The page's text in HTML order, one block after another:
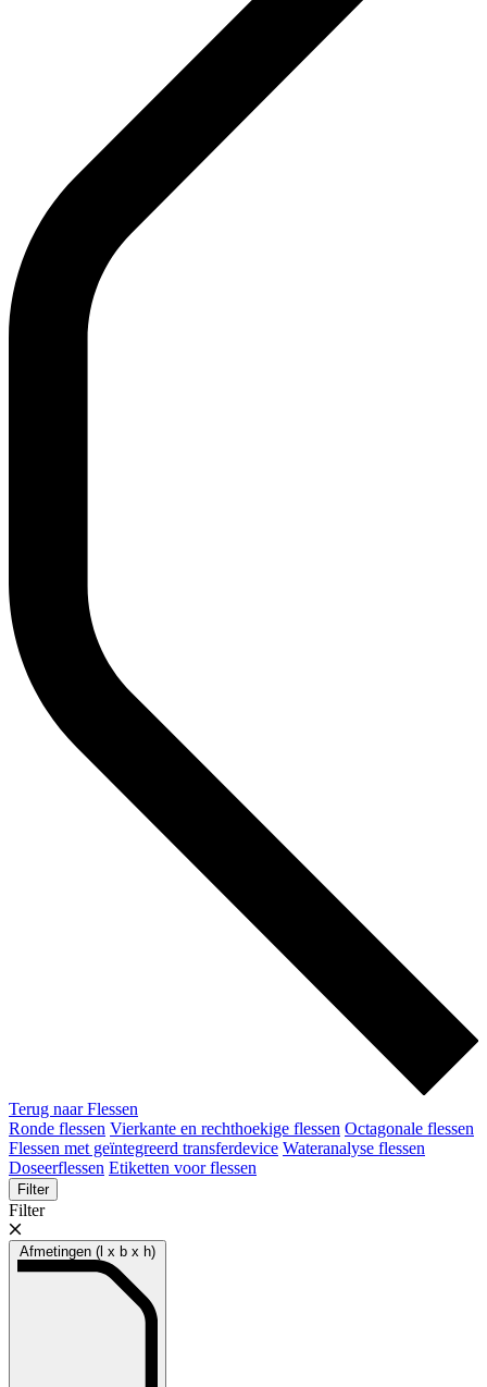
Terug naar Flessen
Ronde flessen Vierkante en rechthoekige flessen Octagonale flessen
Flessen met geïntegreerd transferdevice Wateranalyse flessen
Doseerflessen Etiketten voor flessen
Filter
Filter
Afmetingen (l x b x h)